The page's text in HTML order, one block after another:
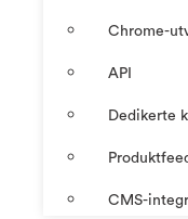
Chrome-
API
Dedikerte
CMS-